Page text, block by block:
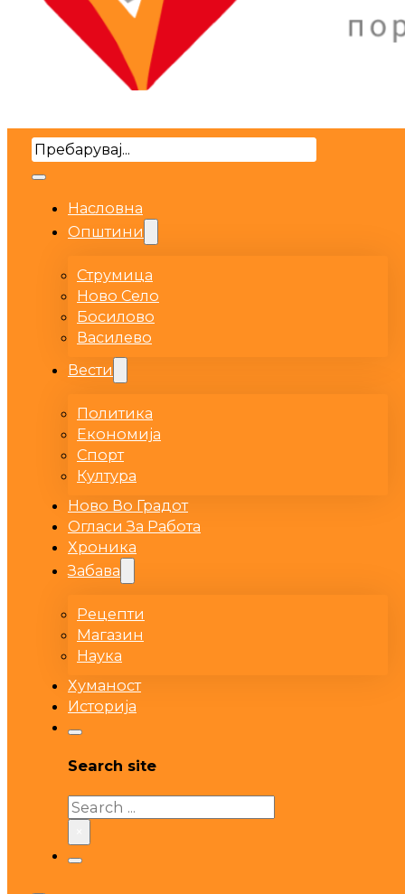
Search
Насловна
Општини
Струмица
Ново Село
Босилово
Василево
Вести
Политика
Економија
Спорт
Култура
Ново Во Градот
Огласи За Работа
Хроника
Забава
Рецепти
Магазин
Наука
Хуманост
Историја
Search site
Search